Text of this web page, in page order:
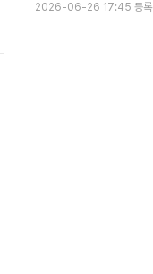
2026-06-26 17:45 등록